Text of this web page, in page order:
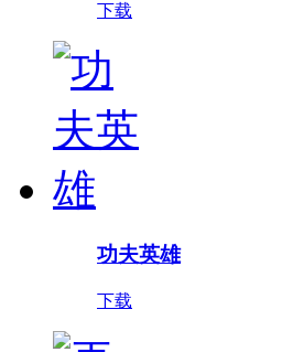
下载
功夫英雄
下载